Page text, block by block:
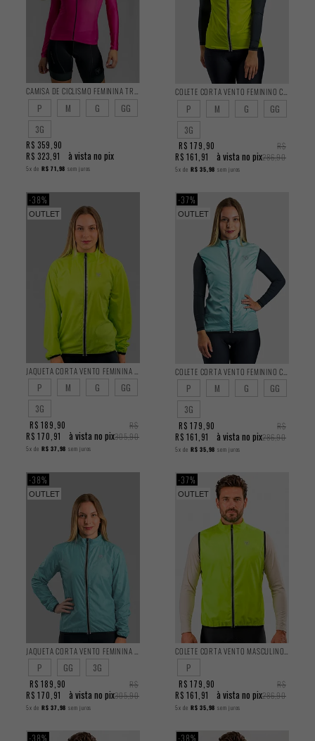
CAMISA DE CICLISMO FEMININA TRAINING MANGA LONGA CANDY
P M G
GG
3G
R$ 359,90
R$ 323,91
à vista no pix
5x de R$ 71,98 sem juros
COLETE CORTA VENTO FEMININO CLASSIC
P M G
GG
3G
R$
286,90
R$ 179,90
R$ 161,91
à vista no pix
5x de R$ 35,98 sem juros
OUTLET
38%
P M G
GG
3G
R$
305,90
R$ 189,90
R$ 170,91
à vista no pix
5x de R$ 37,98 sem juros
OUTLET
37%
P M G
GG
3G
R$
286,90
R$ 179,90
R$ 161,91
à vista no pix
5x de R$ 35,98 sem juros
OUTLET
38%
P GG 3G
R$
305,90
R$ 189,90
R$ 170,91
à vista no pix
5x de R$ 37,98 sem juros
OUTLET
37%
P
R$
286,90
R$ 179,90
R$ 161,91
à vista no pix
5x de R$ 35,98 sem juros
38% 38%